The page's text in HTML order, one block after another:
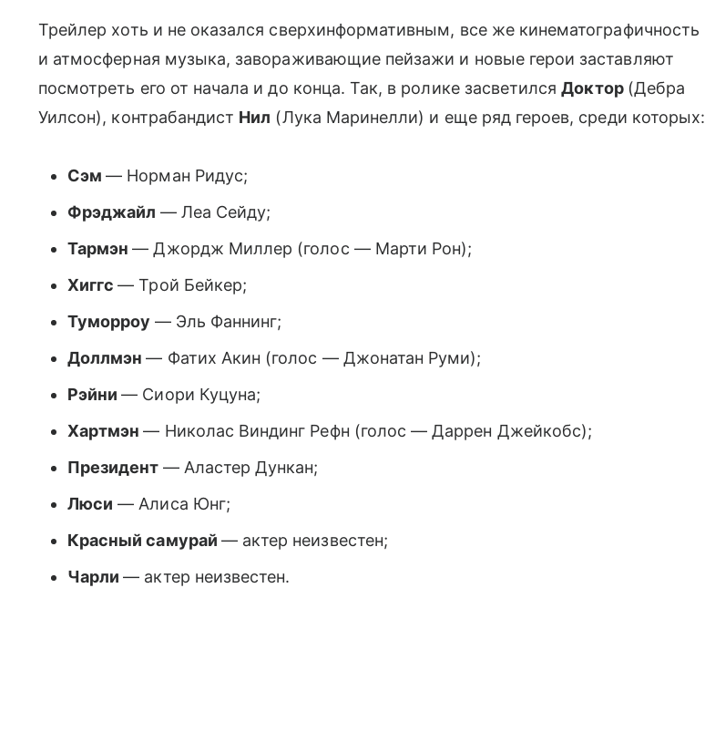
Трейлер хоть и не оказался сверхинформативным, все же кинематографичность
и атмосферная музыка, завораживающие пейзажи и новые герои заставляют
посмотреть его от начала и до конца. Так, в ролике засветилсяДоктор (Дебра
Уилсон), контрабандист Нил (Лука Маринелли) и еще ряд героев, среди которых:
Сэм— Норман Ридус;
Фрэджайл — Леа Сейду;
Тармэн— Джордж Миллер (голос — Марти Рон);
Хиггс— Трой Бейкер;
Туморроу — Эль Фаннинг;
Доллмэн— Фатих Акин (голос — Джонатан Руми);
Рэйни— Сиори Куцуна;
Хартмэн— Николас Виндинг Рефн (голос — Даррен Джейкобс);
Президент — Аластер Дункан;
Люси — Алиса Юнг;
Красный самурай — актер неизвестен;
Чарли— актер неизвестен.